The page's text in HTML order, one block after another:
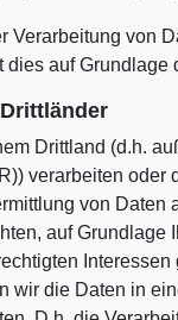
Verarbeitung von
dies auf Grundlage
Drittland (d.h.
verarbeiten
von Daten
auf
wir die Daten in